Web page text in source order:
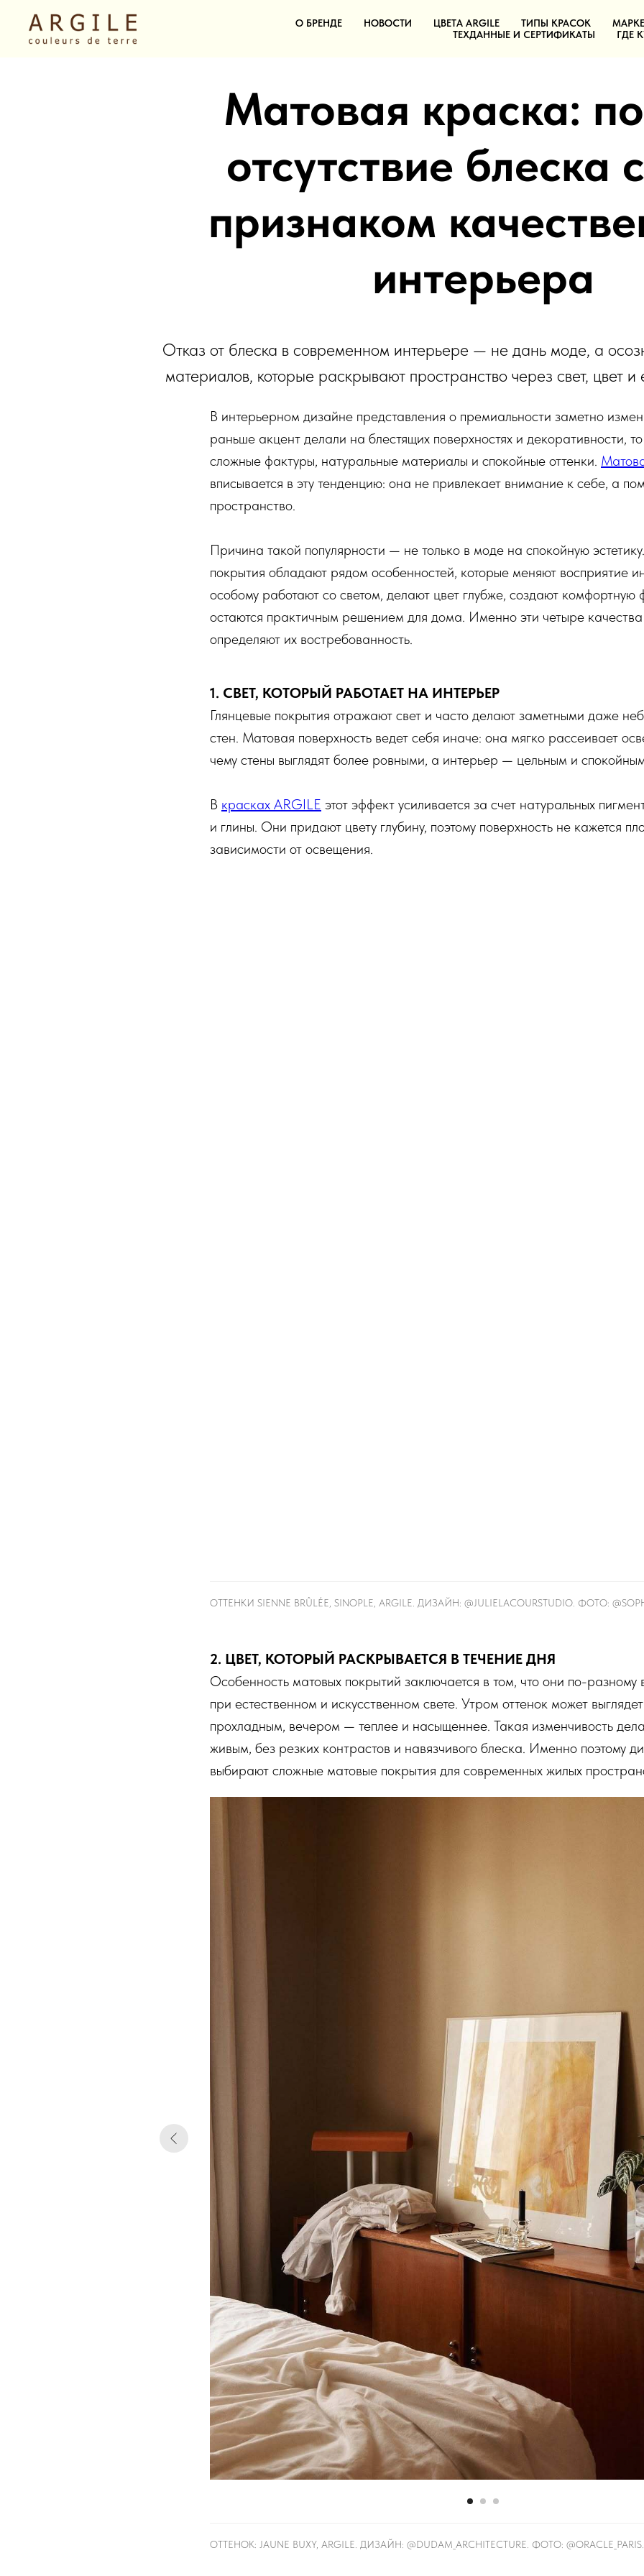
О БРЕНДЕ НОВОСТИ ЦВЕТА ARGILE ТИПЫ КРАСОК
ТЕХДАННЫЕ И СЕРТИФИКАТЫ
ГДЕ
Матовая краска:
отсутствие блеска
признаком
интерьера
Отказ от блеска в современном интерьере — не дань моде, а
материалов, которые раскрывают пространство через свет, цвет и
В интерьерном дизайне представления о премиальности заметно
раньше акцент делали на блестящих поверхностях и декоративности, то
сложные фактуры, натуральные материалы и спокойные оттенки.
вписывается в эту тенденцию: она не привлекает внимание к себе, а
пространство.
Причина такой популярности — не только в моде на спокойную
покрытия обладают рядом особенностей, которые меняют восприятие
особому работают со светом, делают цвет глубже, создают комфортную
остаются практичным решением для дома. Именно эти четыре
определяют их востребованность.
1. СВЕТ, КОТОРЫЙ РАБОТАЕТ НА ИНТЕРЬЕР
Глянцевые покрытия отражают свет и часто делают заметными даже
стен. Матовая поверхность ведет себя иначе: она мягко рассеивает
чему стены выглядят более ровными, а интерьер — цельным и
В красках ARGILE этот эффект усиливается за счет натуральных
и глины. Они придают цвету глубину, поэтому поверхность не кажется
зависимости от освещения.
ОТТЕНКИ SIENNE BRÛLÉE, SINOPLE, ARGILE. ДИЗАЙН: @JULIELACOURSTUDIO. ФОТО:
2. ЦВЕТ, КОТОРЫЙ РАСКРЫВАЕТСЯ В ТЕЧЕНИЕ ДНЯ
Особенность матовых покрытий заключается в том, что они по-разному
при естественном и искусственном свете. Утром оттенок может
прохладным, вечером — теплее и насыщеннее. Такая изменчивость
живым, без резких контрастов и навязчивого блеска. Именно поэтому
выбирают сложные матовые покрытия для современных жилых
ОТТЕНОК: JAUNE BUXY, ARGILE. ДИЗАЙН: @DUDAM_ARCHITECTURE⁠. ФОТО: @ORACLE_PARIS.